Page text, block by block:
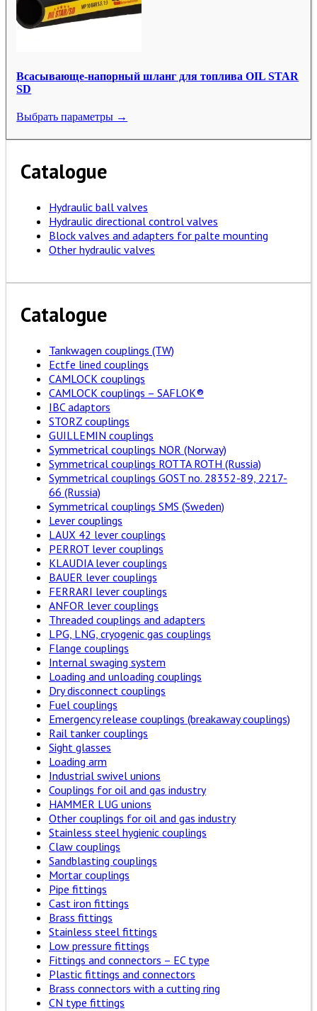
Всасывающе-напорный шланг для топлива OIL STAR
SD
Выбрать параметры →
Catalogue
Hydraulic ball valves
Hydraulic directional control valves
Block valves and adapters for palte mounting
Other hydraulic valves
Catalogue
Tankwagen couplings (TW)
Ectfe lined couplings
CAMLOCK couplings
CAMLOCK couplings – SAFLOK®
IBC adaptors
STORZ couplings
GUILLEMIN couplings
Symmetrical couplings NOR (Norway)
Symmetrical couplings ROTTA ROTH (Russia)
Symmetrical couplings GOST no. 28352-89, 2217-
66 (Russia)
Symmetrical couplings SMS (Sweden)
Lever couplings
LAUX 42 lever couplings
PERROT lever couplings
KLAUDIA lever couplings
BAUER lever couplings
FERRARI lever couplings
ANFOR lever couplings
Threaded couplings and adapters
LPG, LNG, cryogenic gas couplings
Flange couplings
Internal swaging system
Loading and unloading couplings
Dry disconnect couplings
Fuel couplings
Emergency release couplings (breakaway couplings)
Rail tanker couplings
Sight glasses
Loading arm
Industrial swivel unions
Couplings for oil and gas industry
HAMMER LUG unions
Other couplings for oil and gas industry
Stainless steel hygienic couplings
Claw couplings
Sandblasting couplings
Mortar couplings
Pipe fittings
Cast iron fittings
Brass fittings
Stainless steel fittings
Low pressure fittings
Fittings and connectors – EC type
Plastic fittings and connectors
Brass connectors with a cutting ring
CN type fittings